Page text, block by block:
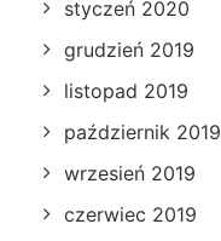
styczeń 2020
grudzień 2019
listopad 2019
październik 2019
wrzesień 2019
czerwiec 2019